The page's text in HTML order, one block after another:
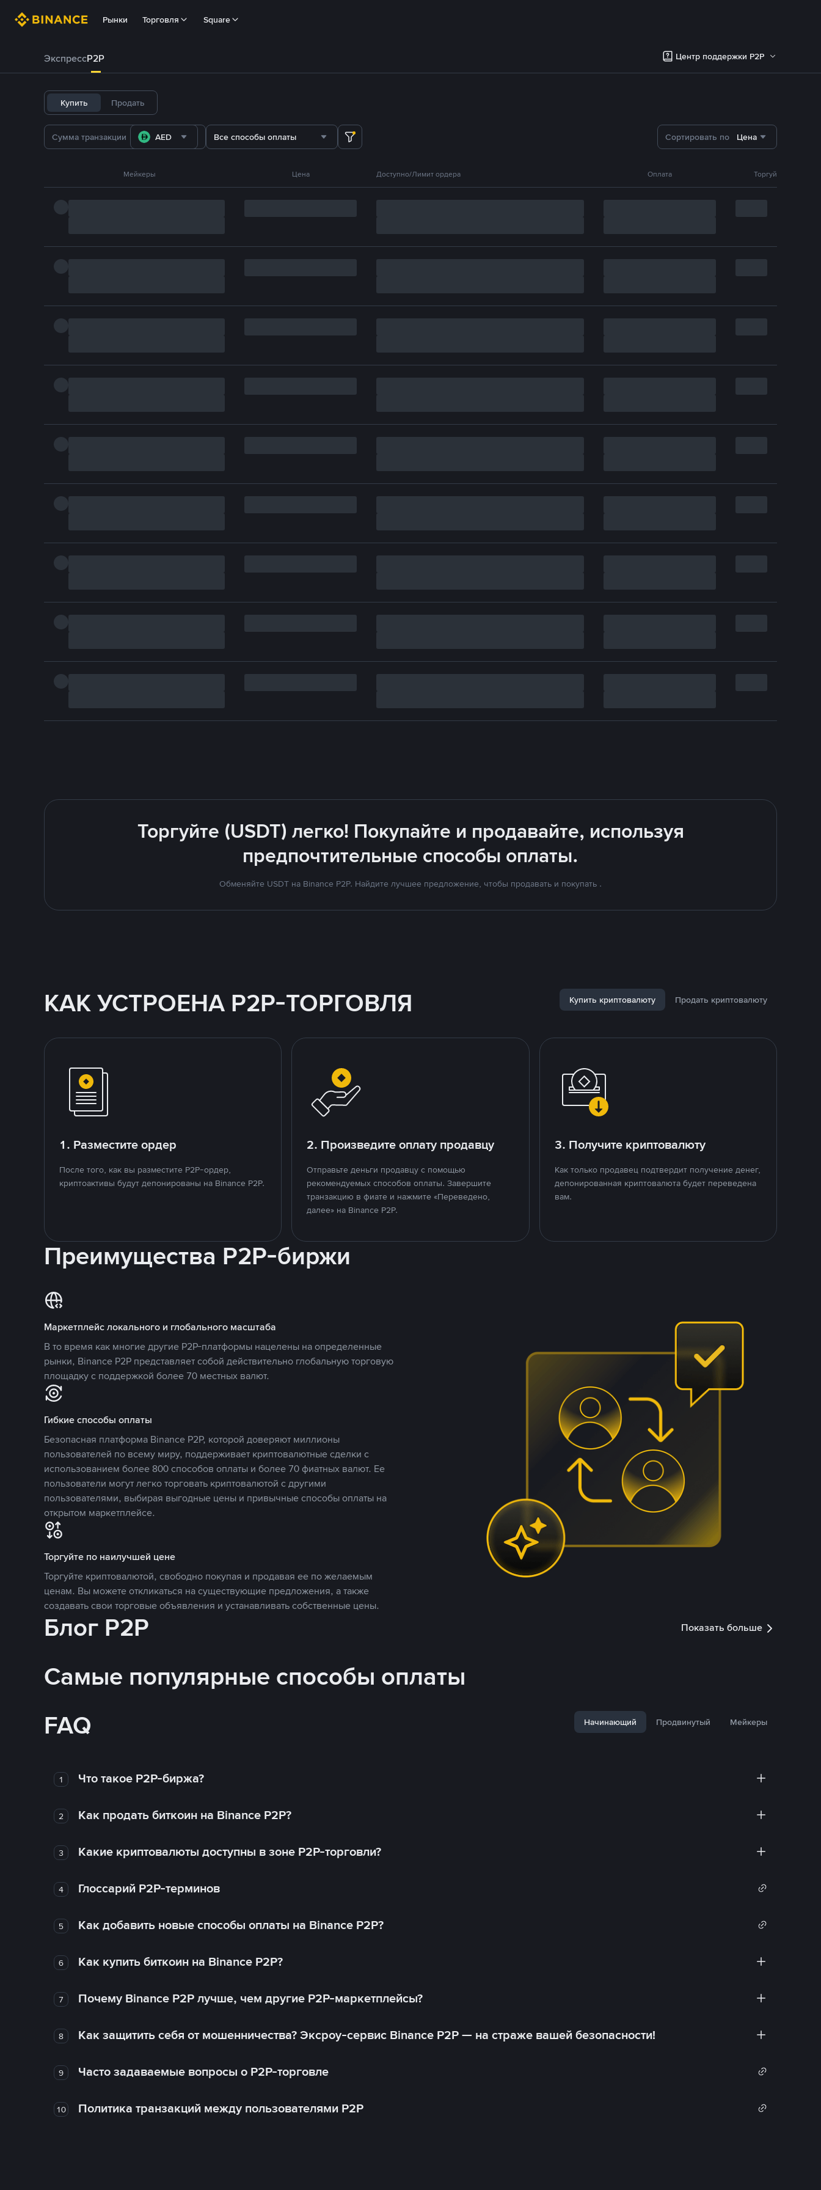
Рынки Торговля Square
ЭкспрессP2P Центр поддержки P2P
Купить Продать
AED Все способы оплаты Сортировать по Цена
Мейкеры Цена Доступно/Лимит ордера Оплата Торгуй
Торгуйте (USDT) легко! Покупайте и продавайте, используя
предпочтительные способы оплаты.
Обменяйте USDT на Binance P2P. Найдите лучшее предложение, чтобы продавать и покупать .
КАК УСТРОЕНА P2P-ТОРГОВЛЯ Купить криптовалюту Продать криптовалюту
1. Разместите ордер
После того, как вы разместите P2P-ордер,
криптоактивы будут депонированы на Binance P2P.
2. Произведите оплату продавцу
Отправьте деньги продавцу с помощью
рекомендуемых способов оплаты. Завершите
транзакцию в фиате и нажмите «Переведено,
далее» на Binance P2P.
3. Получите криптовалюту
Как только продавец подтвердит получение денег,
депонированная криптовалюта будет переведена
вам.
Преимущества P2P-биржи
Маркетплейс локального и глобального масштаба
В то время как многие другие P2P-платформы нацелены на определенные
рынки, Binance P2P представляет собой действительно глобальную торговую
площадку с поддержкой более 70 местных валют.
Гибкие способы оплаты
Безопасная платформа Binance P2P, которой доверяют миллионы
пользователей по всему миру, поддерживает криптовалютные сделки с
использованием более 800 способов оплаты и более 70 фиатных валют. Ее
пользователи могут легко торговать криптовалютой с другими
пользователями, выбирая выгодные цены и привычные способы оплаты на
открытом маркетплейсе.
Торгуйте по наилучшей цене
Торгуйте криптовалютой, свободно покупая и продавая ее по желаемым
ценам. Вы можете откликаться на существующие предложения, а также
создавать свои торговые объявления и устанавливать собственные цены.
Блог P2P Показать больше
Самые популярные способы оплаты
FAQ
Начинающий Продвинутый Мейкеры
1 Что такое P2P-биржа?
2 Как продать биткоин на Binance P2P?
3 Какие криптовалюты доступны в зоне P2P-торговли?
4 Глоссарий P2P-терминов
5 Как добавить новые способы оплаты на Binance P2P?
6 Как купить биткоин на Binance P2P?
7 Почему Binance P2P лучше, чем другие P2P-маркетплейсы?
8 Как защитить себя от мошенничества? Эксроу-сервис Binance P2P — на страже вашей безопасности!
9 Часто задаваемые вопросы о P2P-торговле
10 Политика транзакций между пользователями P2P